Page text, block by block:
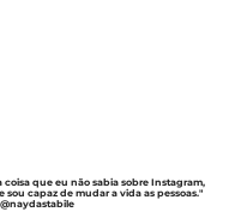
que eu não sabia sobre Instagram,
sou capaz de mudar a vida as pessoas."
@naydastabile